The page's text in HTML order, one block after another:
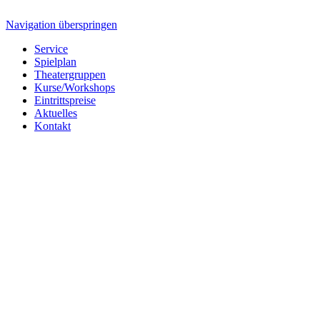
Navigation überspringen
Service
Spielplan
Theatergruppen
Kurse/Workshops
Eintrittspreise
Aktuelles
Kontakt